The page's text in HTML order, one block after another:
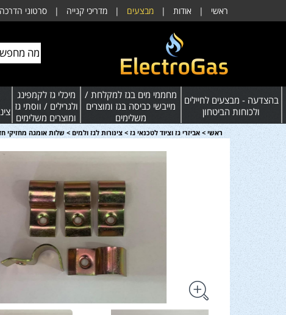
ראשי | אודות | מבצעים | מדריכי קנייה | סרטוני הדרכה
בהצדעה - מבצעים לחיילים
ולכוחות הביטחון
מחממי מים בגז למקלחת /
מייבשי כביסה בגז ומוצרים
משלימים
מיכלי גז לקמפינג
ולגרילים / ווסתי גז
ומוצרים משלימים
ראשי > אביזרי גז וציוד לטכנאי גז > צינורות לגז ולמים > שלות אומגה מחזיקי